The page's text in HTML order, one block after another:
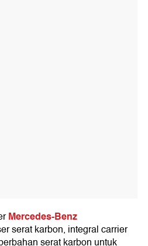
Mercedes-Benz
serat karbon, integral carrier
serat karbon untuk